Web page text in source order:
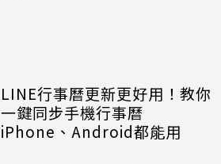
LINE行事曆更新更好用！教你
一鍵同步手機行事曆
iPhone、Android都能用